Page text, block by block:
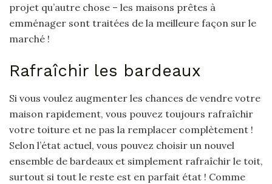
projet qu’autre chose – les maisons prêtes à
emménager sont traitées de la meilleure façon sur le
marché !
Rafraîchir les bardeaux
Si vous voulez augmenter les chances de vendre votre
maison rapidement, vous pouvez toujours rafraîchir
votre toiture et ne pas la remplacer complètement !
Selon l’état actuel, vous pouvez choisir un nouvel
ensemble de bardeaux et simplement rafraîchir le toit,
surtout si tout le reste est en parfait état ! Comme